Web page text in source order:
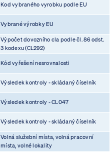
Kod vybraného vyrobku podle EU
Vybrané výrobky EU
Výpočet dovozního cla podle čl. 86 odst.
3 kodexu (CL292)
Kód vyřešení nesrovnalosti
Výsledek kontroly - skládaný číselník
Výsledek kontroly - CL047
Výsledek kontroly - skládaný číselník
Volná služební místa, volná pracovní
místa, volné lokality